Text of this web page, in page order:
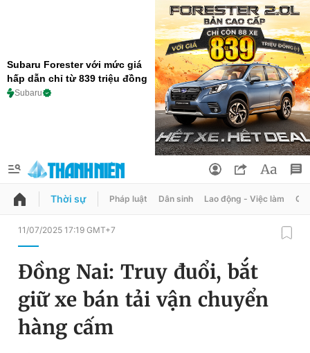
Subaru Forester với mức giá
hấp dẫn chỉ từ 839 triệu đồng
Subaru
QUẢNG CÁO
Chuyên mục
Chuyên mục khác
Đổi mật khẩu
Tin đã lưu
Tin đã xem
Thời sự Pháp luật Dân sinh Lao động - Việc làm
11/07/2025 17:19 GMT+7
Đồng Nai: Truy đuổi, bắt
giữ xe bán tải vận chuyển
hàng cấm